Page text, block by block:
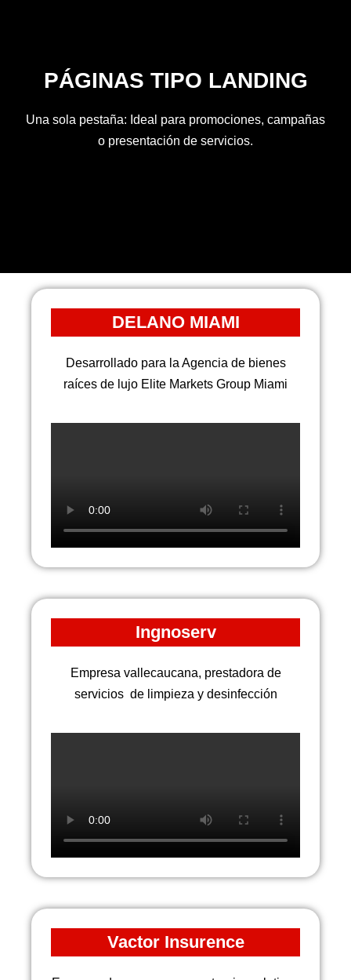
PÁGINAS TIPO LANDING
Una sola pestaña: Ideal para promociones, campañas
o presentación de servicios.
DELANO MIAMI
Desarrollado para la Agencia de bienes
raíces de lujo Elite Markets Group Miami
Ingnoserv
Empresa vallecaucana, prestadora de
servicios de limpieza y desinfección
Vactor Insurence